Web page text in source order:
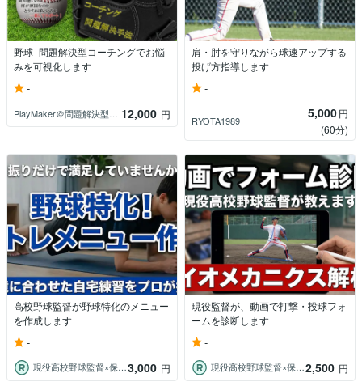
野球_問題解決型コーチングでお悩
みを可視化します
-
PlayMaker＠問題解決型コーチング 12,000 円
肩・肘を守りながら球速アップする
投げ方指導します
-
RYOTA1989 5,000円
(60分)
高校野球監督が野球特化のメニュー
を作成します
-
現役高校野球監督×保健体育教員Y先生3,000 円
現役監督が、動画で打撃・投球フォ
ームを診断します
-
現役高校野球監督×保健体育教員Y先生2,500 円